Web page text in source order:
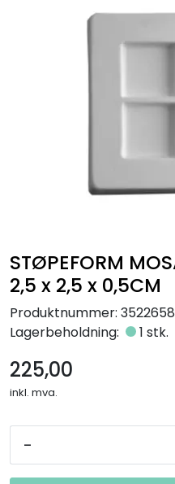
STØPEFORM
2,5 x 2,5 x 0,5CM
Produktnummer: 3522658
Lagerbeholdning:
1 stk.
225,00
inkl. mva.
-
Dekaler
Glass